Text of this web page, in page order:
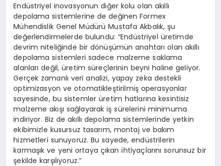
Endüstriyel inovasyonun diğer kolu olan akıllı
depolama sistemlerine de değinen Formex
Mühendislik Genel Müdürü Mustafa Akbalık, şu
değerlendirmelerde bulundu: “Endüstriyel üretimde
devrim niteliğinde bir dönüşümün anahtarı olan akıllı
depolama sistemleri sadece malzeme saklama
alanları değil, üretim süreçlerinin beyni haline geliyor.
Gerçek zamanlı veri analizi, yapay zeka destekli
optimizasyon ve otomatikleştirilmiş operasyonlar
sayesinde, bu sistemler üretim hatlarına kesintisiz
malzeme akışı sağlayarak iş sürelerini minimuma
indiriyor. Biz de akıllı depolama sistemlerinde yetkin
ekibimizle kusursuz tasarım, montaj ve bakım
hizmetleri sunuyoruz. Bu sayede, endüstrilerin
karmaşık ve yeni ortaya çıkan ihtiyaçlarını sorunsuz bir
şekilde karşılıyoruz.”